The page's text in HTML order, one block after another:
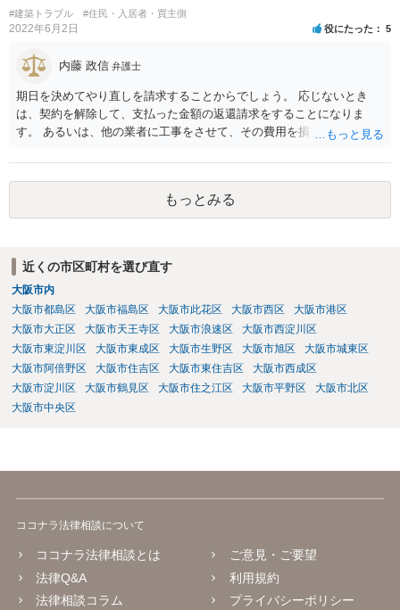
層建築物の建築確認を得る際は、近隣住民と協議してその建築に関し
同意を得るよう行政指導が行われておりますので、（推測になってし
たのかもしれません。 近隣住民の同意は必須の要件ではないため、直
ちに建築確認自体が取り消されるわけではございませんが、虚偽の申
請を行ったことについて申請者の責任を追及する余地はあろうかと存
じます。 お話をお聞きする限り、相手方のやり口は非常に強引かつ高
圧的で、相談者様が恐怖を感じるのは無理もないことかと思います。
取った」ということについて説明を求める旨を記載した通知書を送り
士に任せることができ、相手方と話さなければならないという精神的
なご負担をなくすこともできます。 相手方に恐怖を感じ、ご自身で話
し合いを行うことができそうにないようでしたら、一度弁護士に依頼
することをご検討いただくのがよろしいかもしれません。 ご参考にな
れば幸いです。
#建築トラブル #住民・入居者・買主側
2022年6月2日 役にたった 5
内藤 政信 弁護士
期日を決めてやり直しを請求することからでしょう。 応じないとき
は、契約を解除して、支払った金額の返還請求をすることになりま
す。 あるいは、他の業者に工事をさせて、その費用を損害として請求
もっとみる
近くの市区町村を選び直す
大阪市内
大阪市都島区
大阪市福島区 大阪市此花区 大阪市西区
大阪市港区
大阪市大正区
大阪市天王寺区 大阪市浪速区
大阪市西淀川区
大阪市東淀川区
大阪市東成区 大阪市生野区 大阪市旭区
大阪市城東区
大阪市阿倍野区
大阪市住吉区 大阪市東住吉区
大阪市西成区
大阪市淀川区
大阪市鶴見区 大阪市住之江区 大阪市平野区
大阪市北区
大阪市中央区
ココナラ法律相談について
ココナラ法律相談とは
法律Q&A
法律相談コラム
ご意見・ご要望
利用規約
プライバシーポリシー